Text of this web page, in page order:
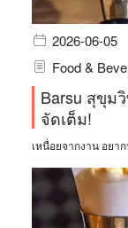
2026-06-05
Food &
Barsu สุขุม
จัดเต็ม!
เหนื่อยจากงาน อยา